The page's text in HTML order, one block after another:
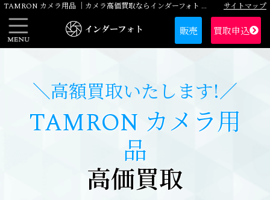
TAMRON カメラ用品 ｜カメラ高価買取ならインダーフォト にお任せください サイトマップ
高額買取いたします!
TAMRON カメラ用
品
高価買取
販売 買取申込